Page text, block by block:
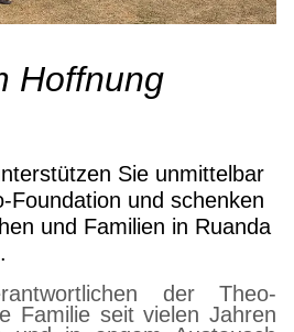
Hoffnung
Sie unmittelbar
Foundation und schenken
und Familien in Ruanda
der Theo-
Familie seit vielen Jahren